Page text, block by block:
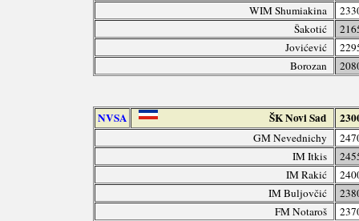
WIM Shumiakina
Šakotić
Jovićević
Borozan
NVSA ŠK Novi Sad
GM Nevednichy
IM Itkis
IM Rakić
IM Buljovčić
FM Notaroš